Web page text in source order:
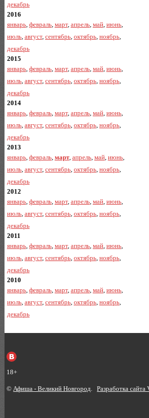
декабрь
2016
январь, февраль, март, апрель, май, июнь,
июль, август, сентябрь, октябрь, ноябрь,
декабрь
2015
январь, февраль, март, апрель, май, июнь,
июль, август, сентябрь, октябрь, ноябрь,
декабрь
2014
январь, февраль, март, апрель, май, июнь,
июль, август, сентябрь, октябрь, ноябрь,
декабрь
2013
январь, февраль, март, апрель, май, июнь,
июль, август, сентябрь, октябрь, ноябрь,
декабрь
2012
январь, февраль, март, апрель, май, июнь,
июль, август, сентябрь, октябрь, ноябрь,
декабрь
2011
январь, февраль, март, апрель, май, июнь,
июль, август, сентябрь, октябрь, ноябрь,
декабрь
2010
январь, февраль, март, апрель, май, июнь,
июль, август, сентябрь, октябрь, ноябрь,
декабрь
18+
© Афиша - Великий Новгород .Разработка сайта